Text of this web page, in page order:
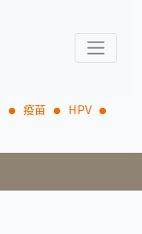
疫苗
HPV